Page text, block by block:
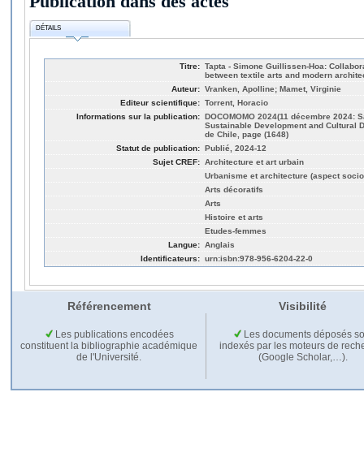
DÉTAILS
Titre: Tapta - Simone Guillissen-Hoa:
between textile arts and modern
Auteur: Vranken, Apolline; Mamet, Virginie
Editeur scientifique: Torrent, Horacio
Informations sur la publication: DOCOMOMO 2024(11 décembre 2024:
Sustainable Development and Cultural
de Chile, page (1648)
Statut de publication: Publié, 2024-12
Sujet CREF: Architecture et art urbain
Urbanisme et architecture (aspect
Arts décoratifs
Arts
Histoire et arts
Etudes-femmes
Langue: Anglais
Identificateurs: urn:isbn:978-956-6204-22-0
Référencement Visibilité
Les publications encodées
constituent la bibliographie académique
de l'Université.
Les documents déposés
indexés par les moteurs de
(Google Scholar,…).